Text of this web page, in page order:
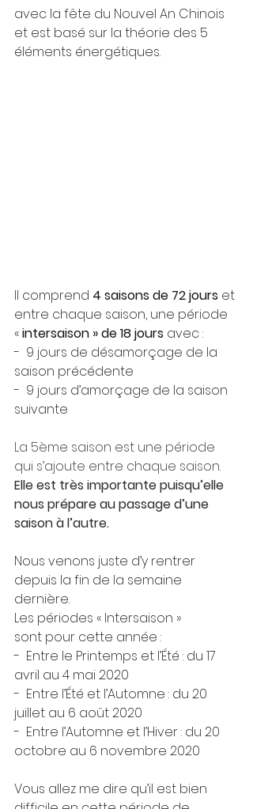
avec la fête du Nouvel An Chinois
et est basé sur la théorie des 5
éléments énergétiques.
Il comprend 4 saisons de 72 jours et
entre chaque saison, une période
« intersaison » de 18 jours avec :
-  9 jours de désamorçage de la
saison précédente
-  9 jours d’amorçage de la saison
suivante
La 5ème saison est une période
qui s’ajoute entre chaque saison.
Elle est très importante puisqu’elle
nous prépare au passage d’une
saison à l’autre.
Nous venons juste d’y rentrer
depuis la fin de la semaine
dernière.
Les périodes « Intersaison »
sont pour cette année :
-  Entre le Printemps et l’Été : du 17
avril au 4 mai 2020
-  Entre l’Été et l’Automne : du 20
juillet au 6 août 2020
-  Entre l’Automne et l’Hiver : du 20
octobre au 6 novembre 2020
Vous allez me dire qu’il est bien